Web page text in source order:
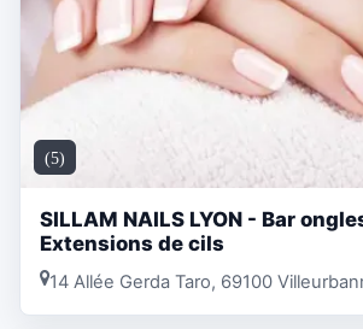
(5)
SILLAM NAILS LYON - Bar
Extensions de cils
14 Allée Gerda Taro, 69100